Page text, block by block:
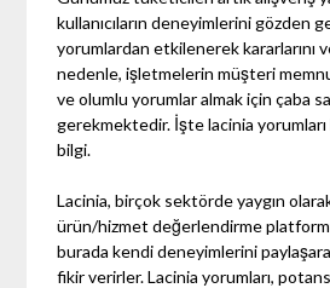
kullanıcıların deneyimlerini gözden
yorumlardan etkilenerek kararlarını
nedenle, işletmelerin müşteri
ve olumlu yorumlar almak için çaba
gerekmektedir. İşte lacinia yorumları
bilgi.
Lacinia, birçok sektörde yaygın
ürün/hizmet değerlendirme
burada kendi deneyimlerini
fikir verirler. Lacinia yorumları,